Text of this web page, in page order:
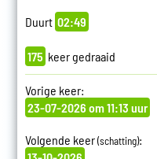
Duurt 02:49
175 keer gedraaid
Vorige keer:
23-07-2026 om 11:13 uur
Volgende keer(schatting):